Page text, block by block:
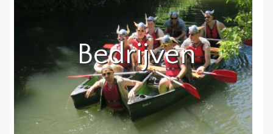
Bedrijven